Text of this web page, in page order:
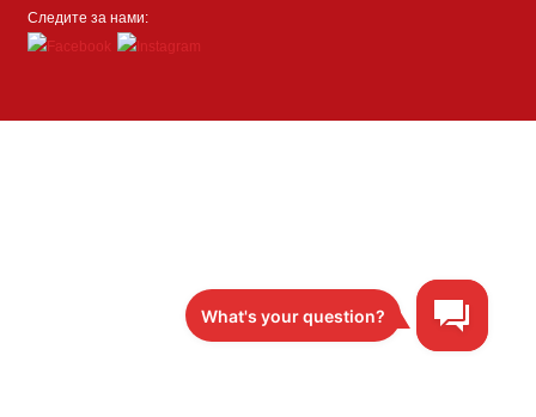
Следите за нами: